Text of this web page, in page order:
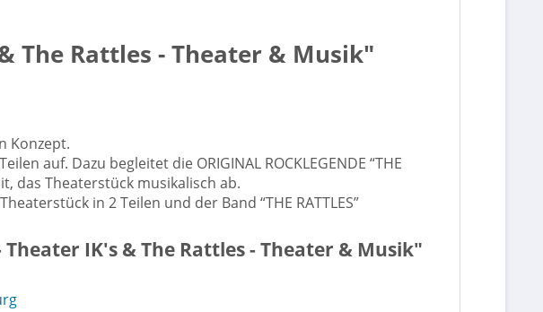
The Rattles - Theater & Musik"
Konzept.
auf. Dazu begleitet die ORIGINAL ROCKLEGENDE “THE
das Theaterstück musikalisch ab.
in 2 Teilen und der Band “THE RATTLES”
IK's & The Rattles - Theater & Musik"